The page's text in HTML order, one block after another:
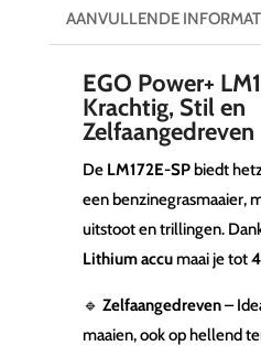
AANVULLENDE
EGO Power+
Krachtig, Stil en
Zelfaangedreven
De LM172E-SPbiedt
een benzinegrasmaaier,
uitstoot en trillingen.
Lithium accumaai je tot
🔹 Zelfaangedreven–
maaien, ook op hellend